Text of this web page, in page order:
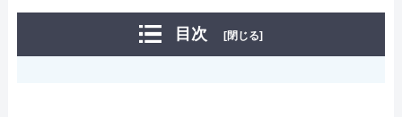
目次 [閉じる]